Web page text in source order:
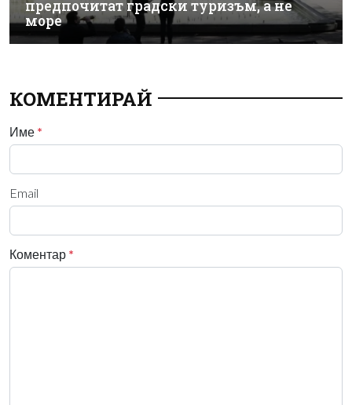
предпочитат градски туризъм, а не
море
КОМЕНТИРАЙ
Име *
Email
Коментар *